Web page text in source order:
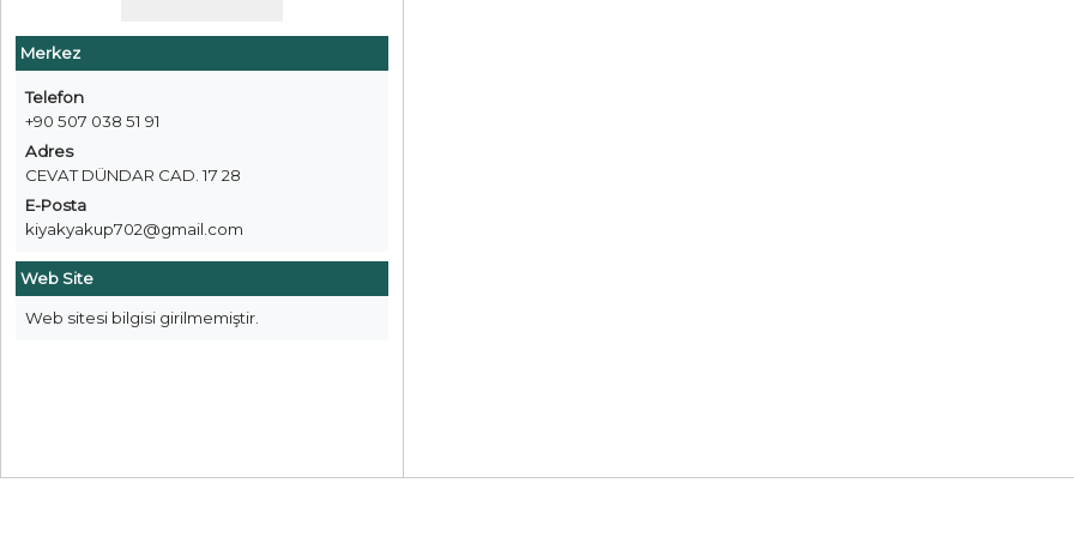
Merkez
Telefon
+90 507 038 51 91
Adres
CEVAT DÜNDAR CAD. 17 28
E-Posta
kiyakyakup702@gmail.com
Web Site
Web sitesi bilgisi girilmemiştir.